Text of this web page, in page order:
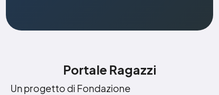
Portale Ragazzi
Un progetto di Fondazione